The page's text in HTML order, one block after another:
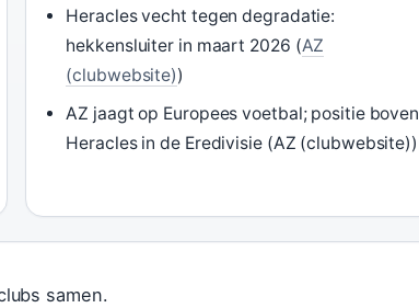
Heracles vecht tegen degradatie:
hekkensluiter in maart 2026 (AZ
(clubwebsite))
AZ jaagt op Europees voetbal; positie boven
Heracles in de Eredivisie (AZ (clubwebsite))
samen.